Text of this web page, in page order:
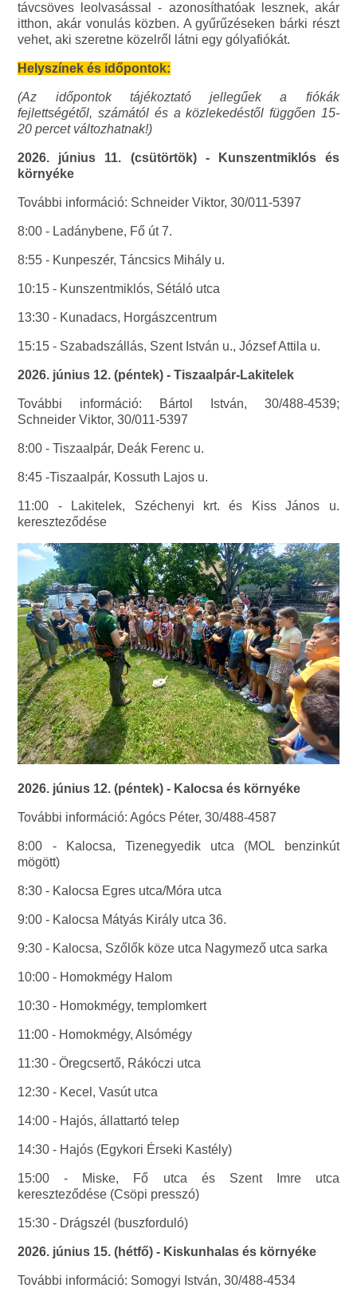
távcsöves leolvasással - azonosíthatóak lesznek, akár
itthon, akár vonulás közben. A gyűrűzéseken bárki részt
vehet, aki szeretne közelről látni egy gólyafiókát.
Helyszínek és időpontok:
(Az időpontok tájékoztató jellegűek a fiókák
fejlettségétől, számától és a közlekedéstől függően 15-
20 percet változhatnak!)
2026. június 11. (csütörtök) - Kunszentmiklós és
környéke
További információ: Schneider Viktor, 30/011-5397
8:00 - Ladánybene, Fő út 7.
8:55 - Kunpeszér, Táncsics Mihály u.
10:15 - Kunszentmiklós, Sétáló utca
13:30 - Kunadacs, Horgászcentrum
15:15 - Szabadszállás, Szent István u., József Attila u.
2026. június 12. (péntek) - Tiszaalpár-Lakitelek
További információ: Bártol István, 30/488-4539;
Schneider Viktor, 30/011-5397
8:00 - Tiszaalpár, Deák Ferenc u.
8:45 -Tiszaalpár, Kossuth Lajos u.
11:00 - Lakitelek, Széchenyi krt. és Kiss János u.
kereszteződése
2026. június 12. (péntek) - Kalocsa és környéke
További információ: Agócs Péter, 30/488-4587
8:00 - Kalocsa, Tizenegyedik utca (MOL benzinkút
mögött)
8:30 - Kalocsa Egres utca/Móra utca
9:00 - Kalocsa Mátyás Király utca 36.
9:30 - Kalocsa, Szőlők köze utca Nagymező utca sarka
10:00 - Homokmégy Halom
10:30 - Homokmégy, templomkert
11:00 - Homokmégy, Alsómégy
11:30 - Öregcsertő, Rákóczi utca
12:30 - Kecel, Vasút utca
14:00 - Hajós, állattartó telep
14:30 - Hajós (Egykori Érseki Kastély)
15:00 - Miske, Fő utca és Szent Imre utca
kereszteződése (Csöpi presszó)
15:30 - Drágszél (buszforduló)
2026. június 15. (hétfő) - Kiskunhalas és környéke
További információ: Somogyi István, 30/488-4534